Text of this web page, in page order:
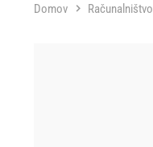
Domov Računalništvo